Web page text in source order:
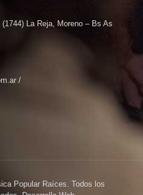
La Reja, Moreno – Bs As
/
Popular Raíces. Todos los